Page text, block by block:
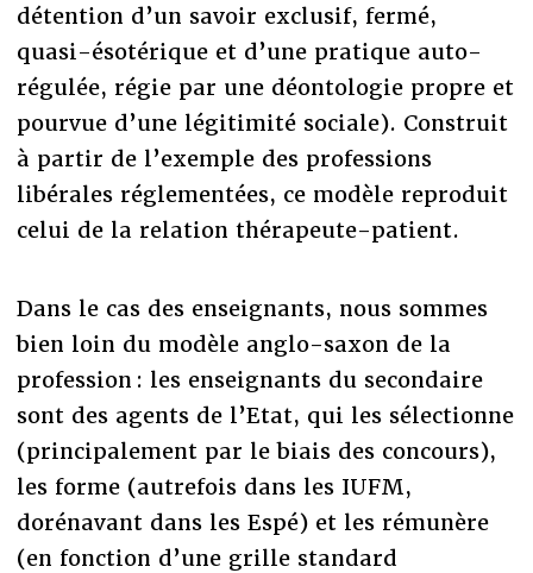
détention d’un savoir exclusif, fermé,
quasi-ésotérique et d’une pratique auto-
régulée, régie par une déontologie propre et
pourvue d’une légitimité sociale). Construit
à partir de l’exemple des professions
libérales réglementées, ce modèle reproduit
celui de la relation thérapeute-patient.
Dans le cas des enseignants, nous sommes
bien loin du modèle anglo-saxon de la
profession : les enseignants du secondaire
sont des agents de l’Etat, qui les sélectionne
(principalement par le biais des concours),
les forme (autrefois dans les IUFM,
dorénavant dans les Espé) et les rémunère
(en fonction d’une grille standard